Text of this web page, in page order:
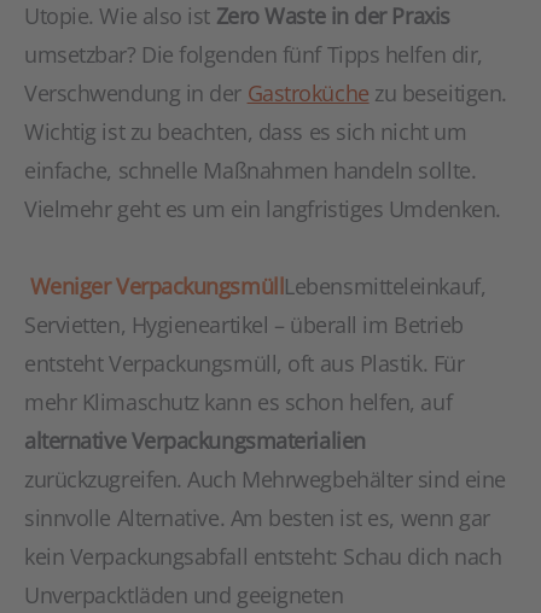
Utopie. Wie also ist Zero Waste in der Praxis
umsetzbar? Die folgenden fünf Tipps helfen dir,
Verschwendung in der Gastroküche zu beseitigen.
Wichtig ist zu beachten, dass es sich nicht um
einfache, schnelle Maßnahmen handeln sollte.
Vielmehr geht es um ein langfristiges Umdenken.
Weniger VerpackungsmüllLebensmitteleinkauf,
Servietten, Hygieneartikel – überall im Betrieb
entsteht Verpackungsmüll, oft aus Plastik. Für
mehr Klimaschutz kann es schon helfen, auf
alternative Verpackungsmaterialien
zurückzugreifen. Auch Mehrwegbehälter sind eine
sinnvolle Alternative. Am besten ist es, wenn gar
kein Verpackungsabfall entsteht: Schau dich nach
Unverpacktläden und geeigneten